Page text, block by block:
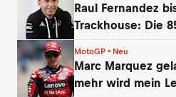
Raul Fernandez
Trackhouse: Die
MotoGP • Neu
Marc Marquez
mehr wird mein